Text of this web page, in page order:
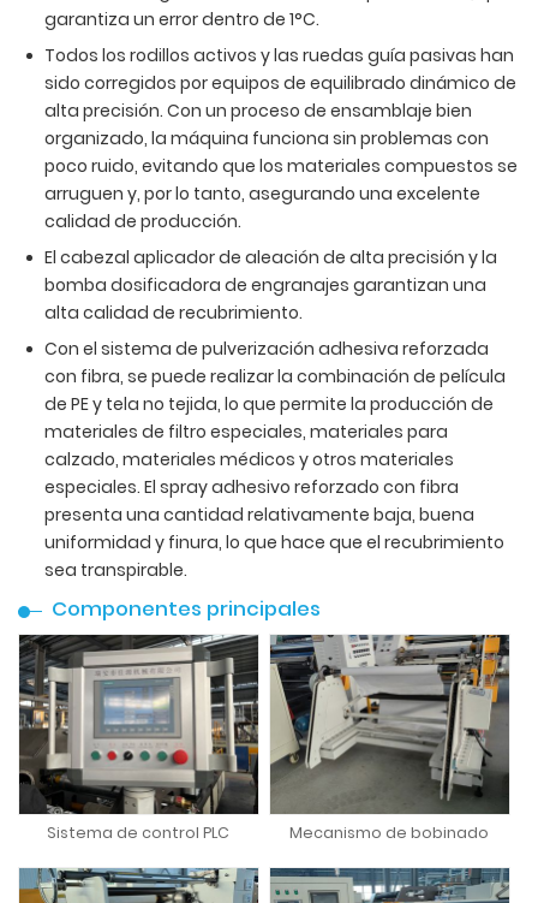
garantiza un error dentro de 1°C.
Todos los rodillos activos y las ruedas guía pasivas han
sido corregidos por equipos de equilibrado dinámico de
alta precisión. Con un proceso de ensamblaje bien
organizado, la máquina funciona sin problemas con
poco ruido, evitando que los materiales compuestos se
arruguen y, por lo tanto, asegurando una excelente
calidad de producción.
El cabezal aplicador de aleación de alta precisión y la
bomba dosificadora de engranajes garantizan una
alta calidad de recubrimiento.
Con el sistema de pulverización adhesiva reforzada
con fibra, se puede realizar la combinación de película
de PE y tela no tejida, lo que permite la producción de
materiales de filtro especiales, materiales para
calzado, materiales médicos y otros materiales
especiales. El spray adhesivo reforzado con fibra
presenta una cantidad relativamente baja, buena
uniformidad y finura, lo que hace que el recubrimiento
sea transpirable.
Componentes principales
Sistema de control PLC Mecanismo de bobinado